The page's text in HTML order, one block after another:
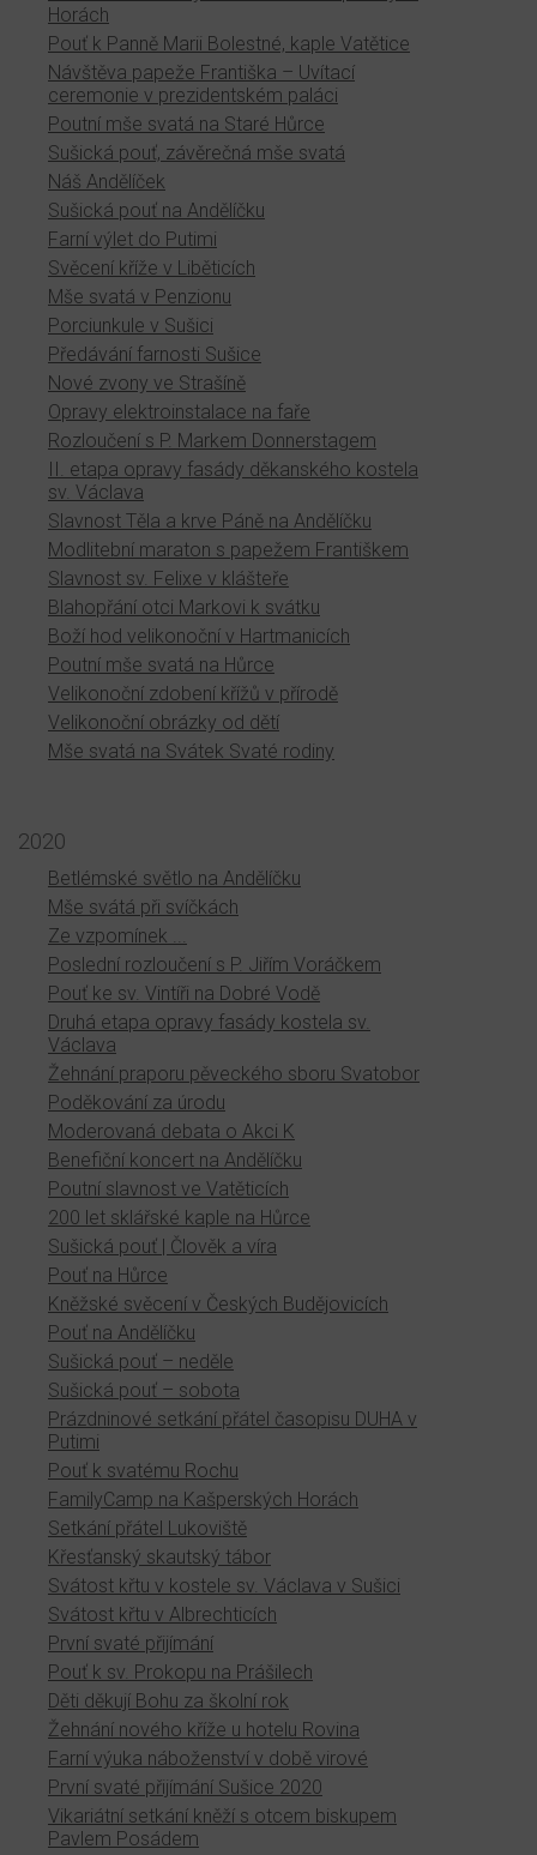
Horách
Pouť k Panně Marii Bolestné, kaple Vatětice
Návštěva papeže Františka – Uvítací
ceremonie v prezidentském paláci
Poutní mše svatá na Staré Hůrce
Sušická pouť, závěrečná mše svatá
Náš Andělíček
Sušická pouť na Andělíčku
Farní výlet do Putimi
Svěcení kříže v Liběticích
Mše svatá v Penzionu
Porciunkule v Sušici
Předávání farnosti Sušice
Nové zvony ve Strašíně
Opravy elektroinstalace na faře
Rozloučení s P. Markem Donnerstagem
II. etapa opravy fasády děkanského kostela
sv. Václava
Slavnost Těla a krve Páně na Andělíčku
Modlitební maraton s papežem Františkem
Slavnost sv. Felixe v klášteře
Blahopřání otci Markovi k svátku
Boží hod velikonoční v Hartmanicích
Poutní mše svatá na Hůrce
Velikonoční zdobení křížů v přírodě
Velikonoční obrázky od dětí
Mše svatá na Svátek Svaté rodiny
2020
Betlémské světlo na Andělíčku
Mše svátá při svíčkách
Ze vzpomínek ...
Poslední rozloučení s P. Jiřím Voráčkem
Pouť ke sv. Vintíři na Dobré Vodě
Druhá etapa opravy fasády kostela sv.
Václava
Žehnání praporu pěveckého sboru Svatobor
Poděkování za úrodu
Moderovaná debata o Akci K
Benefiční koncert na Andělíčku
Poutní slavnost ve Vatěticích
200 let sklářské kaple na Hůrce
Sušická pouť | Člověk a víra
Pouť na Hůrce
Kněžské svěcení v Českých Budějovicích
Pouť na Andělíčku
Sušická pouť – neděle
Sušická pouť – sobota
Prázdninové setkání přátel časopisu DUHA v
Putimi
Pouť k svatému Rochu
FamilyCamp na Kašperských Horách
Setkání přátel Lukoviště
Křesťanský skautský tábor
Svátost křtu v kostele sv. Václava v Sušici
Svátost křtu v Albrechticích
První svaté přijímání
Pouť k sv. Prokopu na Prášilech
Děti děkují Bohu za školní rok
Žehnání nového kříže u hotelu Rovina
Farní výuka náboženství v době virové
První svaté přijímání Sušice 2020
Vikariátní setkání kněží s otcem biskupem
Pavlem Posádem